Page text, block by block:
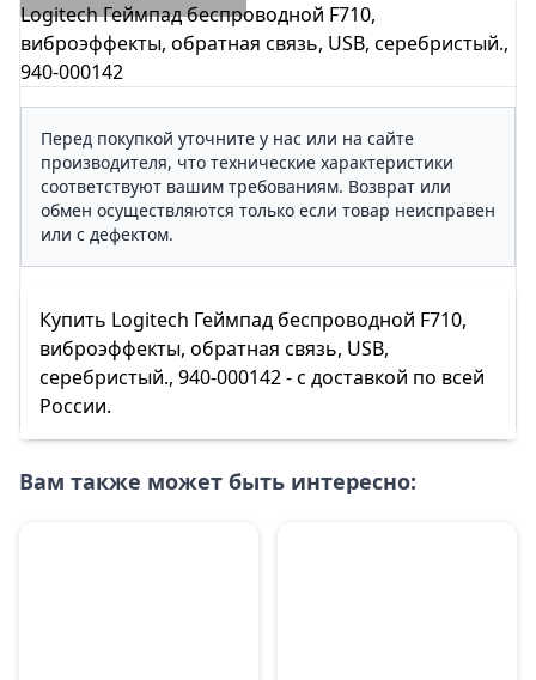
Logitech Геймпад беспроводной F710,
виброэффекты, обратная связь, USB, серебристый.,
940-000142
Перед покупкой уточните у нас или на сайте
производителя, что технические характеристики
соответствуют вашим требованиям. Возврат или
обмен осуществляются только если товар неисправен
или с дефектом.
Купить Logitech Геймпад беспроводной F710,
виброэффекты, обратная связь, USB,
серебристый., 940-000142 - с доставкой по всей
России.
Вам также может быть интересно: